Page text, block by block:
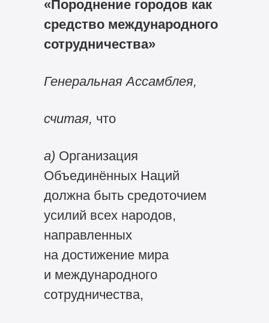
«Породнение городов как
средство международного
сотрудничества»
Генеральная Ассамблея,
считая, что
а) Организация
Объединённых Наций
должна быть средоточием
усилий всех народов,
направленных
на достижение мира
и международного
сотрудничества,